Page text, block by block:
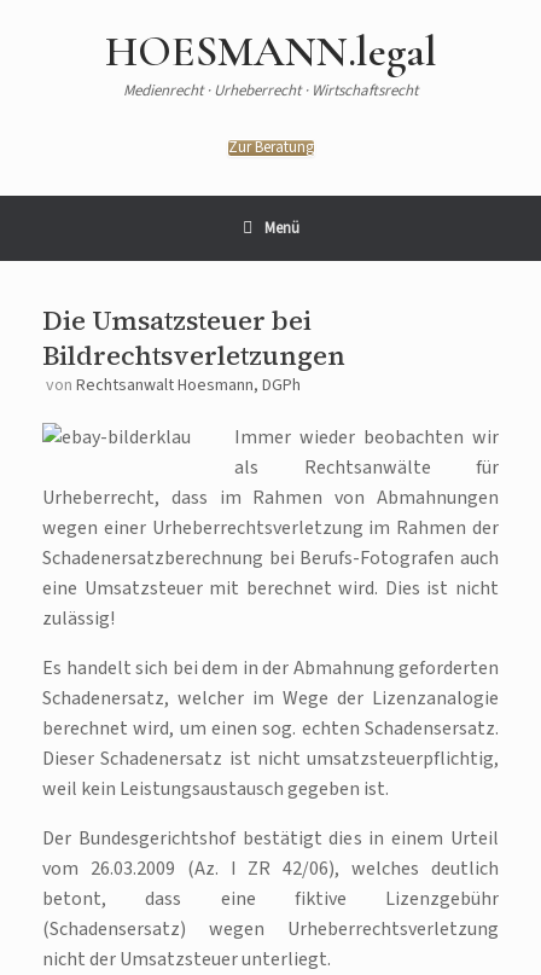
HOESMANN.legal
Medienrecht · Urheberrecht · Wirtschaftsrecht
Zur Beratung
Menü
Die Umsatzsteuer bei
Bildrechtsverletzungen
von Rechtsanwalt Hoesmann, DGPh
Immer wieder beobachten wir
als Rechtsanwälte für
Urheberrecht, dass im Rahmen von Abmahnungen
wegen einer Urheberrechtsverletzung im Rahmen der
Schadenersatzberechnung bei Berufs-Fotografen auch
eine Umsatzsteuer mit berechnet wird. Dies ist nicht
zulässig!
Es handelt sich bei dem in der Abmahnung geforderten
Schadenersatz, welcher im Wege der Lizenzanalogie
berechnet wird, um einen sog. echten Schadensersatz.
Dieser Schadenersatz ist nicht umsatzsteuerpflichtig,
weil kein Leistungsaustausch gegeben ist.
Der Bundesgerichtshof bestätigt dies in einem Urteil
vom 26.03.2009 (Az. I ZR 42/06), welches deutlich
betont, dass eine fiktive Lizenzgebühr
(Schadensersatz) wegen Urheberrechtsverletzung
nicht der Umsatzsteuer unterliegt.